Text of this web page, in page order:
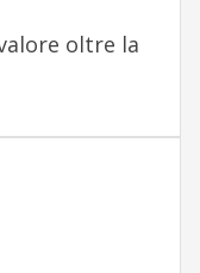
oltre la